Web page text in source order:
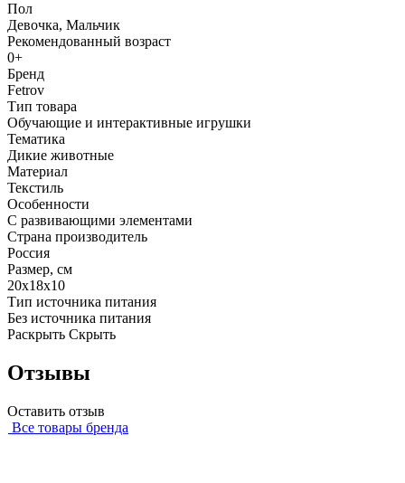
Пол
Девочка, Мальчик
Рекомендованный возраст
0+
Бренд
Fetrov
Тип товара
Обучающие и интерактивные игрушки
Тематика
Дикие животные
Материал
Текстиль
Особенности
С развивающими элементами
Страна производитель
Россия
Размер, см
20х18х10
Тип источника питания
Без источника питания
Раскрыть Скрыть
Отзывы
Оставить отзыв
Все товары бренда